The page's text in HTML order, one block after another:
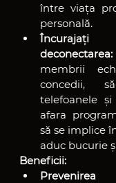
între viața
personală.
Încurajați
deconectarea:
membrii
concedii,
telefoanele
afara
să se implice
aduc bucurie
Beneficii:
Prevenirea